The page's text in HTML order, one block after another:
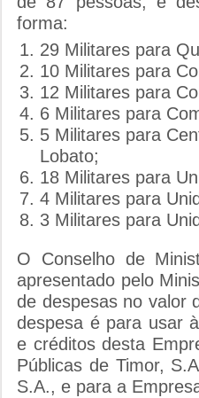
forma:
29 Militares para
10 Militares para
12 Militares para
6 Militares para
5 Militares para
Lobato;
18 Militares para
4 Militares para
3 Militares para
O Conselho de
apresentado pelo
de despesas no valor
despesa é para usar
e créditos desta
Públicas de Timor,
S.A., e para a